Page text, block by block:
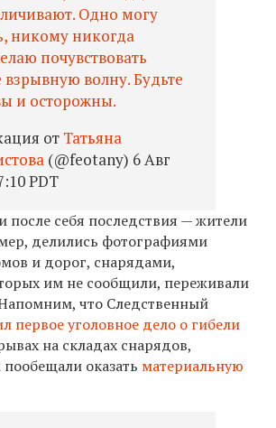
Одно могу
никому никогда
почувствовать
взрывную волну. Будьте
и осторожны.
от Татьяна
(@feotany) 6 Авг
PDT
после себя последствия — жители
делились фотографиями
и дорог, снарядами,
им не сообщили, переживали
что Следственный
первое уголовное дело о гибели
на складах снарядов,
оказать материальную